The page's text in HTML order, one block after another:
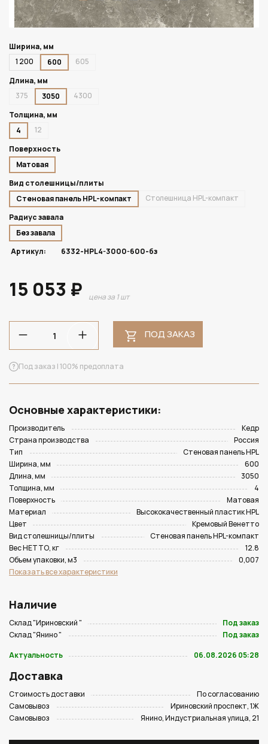
Ширина, мм
1 200
600
605
Длина, мм
375
3050
4300
Толщина, мм
4
12
Поверхность
Матовая
Вид столешницы/плиты
Стеновая панель HPL-компакт
Столешница HPL-компакт
Радиус завала
Без завала
Артикул:
6332-HPL4-3000-600-бз
15 053 ₽ цена за 1 шт
ПОД ЗАКАЗ
Под заказ | 100% предоплата
Основные характеристики:
Производитель
Кедр
Страна производства
Россия
Тип
Стеновая панель HPL
Ширина, мм
600
Длина, мм
3050
Толщина, мм
4
Поверхность
Матовая
Материал
Высококачественный пластик HPL
Цвет
Кремовый Венетто
Вид столешницы/плиты
Стеновая панель HPL-компакт
Вес НЕТТО, кг
12.8
Объем упаковки, м3
0,007
Показать все характеристики
Наличие
Склад "Ириновский "
Под заказ
Склад "Янино "
Под заказ
Актуальность
06.08.2026 05:28
Доставка
Стоимость доставки
По согласованию
Самовывоз
Ириновский проспект, 1Ж
Самовывоз
Янино, Индустриальная улица, 21